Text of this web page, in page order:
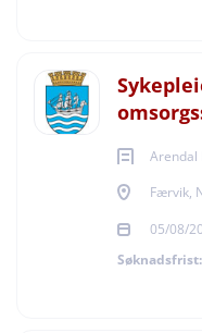
Arendal
Færvik,
05/08/
Søknadsfrist: